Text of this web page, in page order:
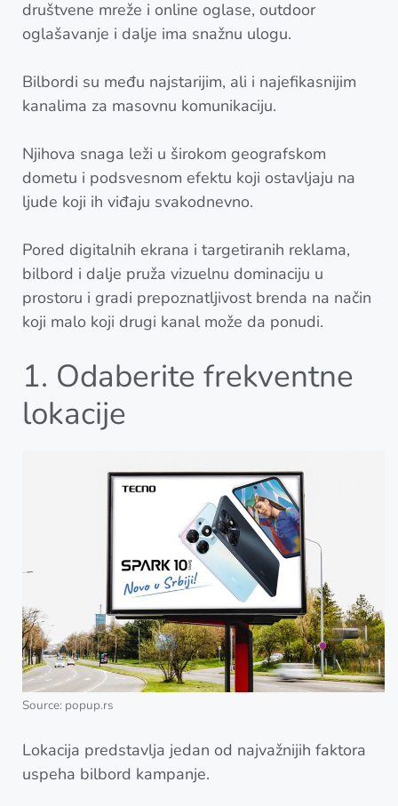
društvene mreže i online oglase, outdoor
oglašavanje i dalje ima snažnu ulogu.
Bilbordi su među najstarijim, ali i najefikasnijim
kanalima za masovnu komunikaciju.
Njihova snaga leži u širokom geografskom
dometu i podsvesnom efektu koji ostavljaju na
ljude koji ih viđaju svakodnevno.
Pored digitalnih ekrana i targetiranih reklama,
bilbord i dalje pruža vizuelnu dominaciju u
prostoru i gradi prepoznatljivost brenda na način
koji malo koji drugi kanal može da ponudi.
1. Odaberite frekventne
lokacije
Source: popup.rs
Lokacija predstavlja jedan od najvažnijih faktora
uspeha bilbord kampanje.